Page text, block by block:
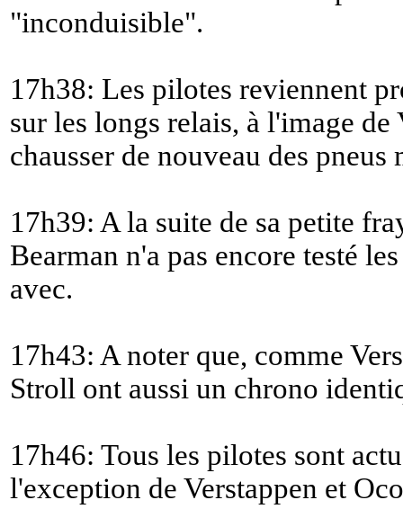
"inconduisible".
17h38: Les pilotes reviennent
sur les longs relais, à l'image
chausser de nouveau des pneus
17h39: A la suite de sa petite
Bearman n'a pas encore testé
avec.
17h43: A noter que, comme
Stroll ont aussi un chrono
17h46: Tous les pilotes sont
l'exception de Verstappen et